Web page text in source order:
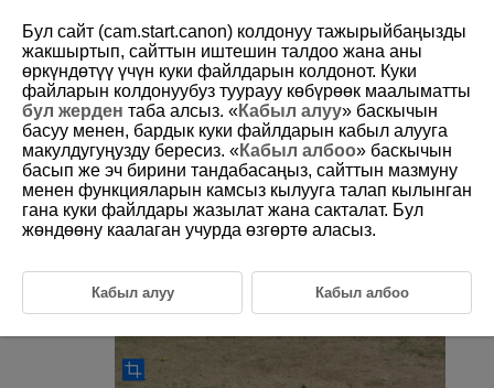
D388-163
Cropping JPEG/HEIF Images
You can crop a captured JPEG or HEIF image and save it separately.
RAW images and frame-grab images from 4K movies cannot be
cropped.
Select [
Select an image.
Бул сайт (cam.start.canon) колдонуу тажырыйбаңызды
жакшыртып, сайттын иштешин талдоо жана аны
өркүндөтүү үчүн куки файлдарын колдонот. Куки
файларын колдонуубуз туурауу көбүрөөк маалыматты
бул жерден таба алсыз. «Кабыл алуу» баскычын
басуу менен, бардык куки файлдарын кабыл алууга
макулдугуңузду бересиз. «Кабыл албоо» баскычын
басып же эч бирини тандабасаңыз, сайттын мазмуну
менен функцияларын камсыз кылууга талап кылынган
гана куки файлдары жазылат жана сакталат. Бул
жөндөөну каалаган учурда өзгөртө аласыз.
Кабыл алуу Кабыл албоо